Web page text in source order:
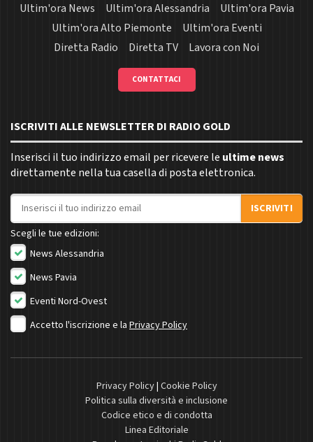
Ultim'ora News
Ultim'ora Alessandria
Ultim'ora Pavia
Ultim'ora Alto Piemonte
Ultim'ora Eventi
Diretta Radio
Diretta TV Lavora con Noi
CONTATTACI
ISCRIVITI ALLE NEWSLETTER DI RADIO GOLD
Inserisci il tuo indirizzo email per ricevere le ultime news
direttamente nella tua casella di posta elettronica.
Indirizzo email
ISCRIVITI
Scegli le tue edizioni:
News Alessandria
News Pavia
Eventi Nord-Ovest
Accetto l'iscrizione e la Privacy Policy
Privacy Policy| Cookie Policy
Politica sulla diversità e inclusione
Codice etico e di condotta
Linea Editoriale